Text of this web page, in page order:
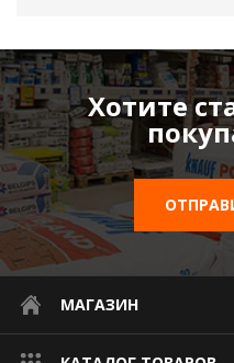
Хотите
МАГАЗИН